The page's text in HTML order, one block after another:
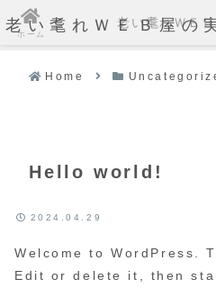
老い耄れＷＥＢ屋の
Home
Hello world!
2024.04.29
Welcome to WordPress.
Edit or delete it, then
ホーム
老い耄れＷＥ